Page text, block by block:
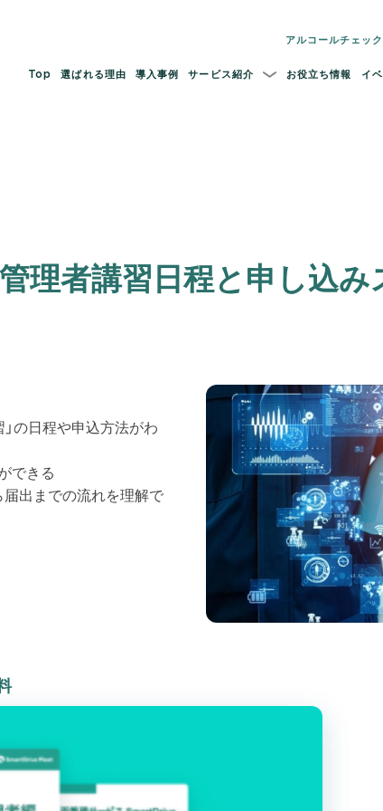
アルコールチェッ
Top 選ばれる理由 導入事例 サービス紹介 お役立ち情報 イ
管理者講習日程と申し込
の日程や申込方法がわ
できる
届出までの流れを理解で